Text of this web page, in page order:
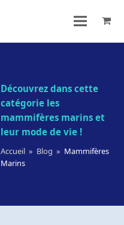
Découvrez dans cette
catégorie les
mammifères marins et
leur mode de vie !
Accueil » Blog » Mammifères
Marins